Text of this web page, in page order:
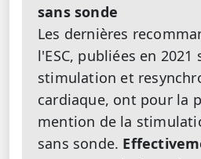
sans sonde
Les dernières
l'ESC, publiées en 2021
stimulation et
cardiaque, ont pour la
mention de la
sans sonde.